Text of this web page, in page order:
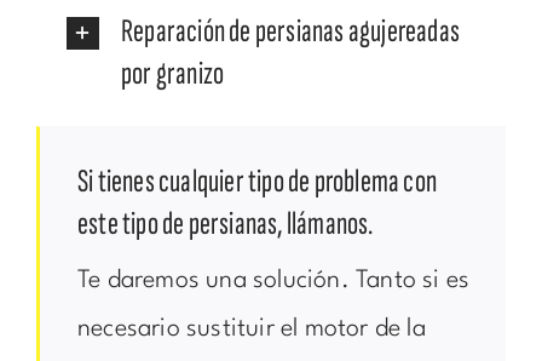
Reparación de persianas agujereadas
por granizo
Si tienes cualquier tipo de problema con
este tipo de persianas, llámanos.
Te daremos una solución. Tanto si es
necesario sustituir el motor de la